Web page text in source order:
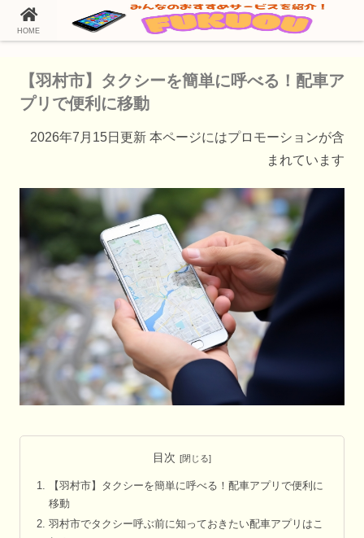
ホーム タクシー配車アプリ
【羽村市】タクシーを簡単に呼べる！配車ア
プリで便利に移動
2026年7月15日更新 本ページにはプロモーションが含
まれています
目次
【羽村市】タクシーを簡単に呼べる！配車アプリで便利に
移動
羽村市でタクシー呼ぶ前に知っておきたい配車アプリはこ
HOME